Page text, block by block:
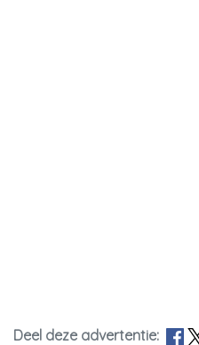
Deel deze advertentie: